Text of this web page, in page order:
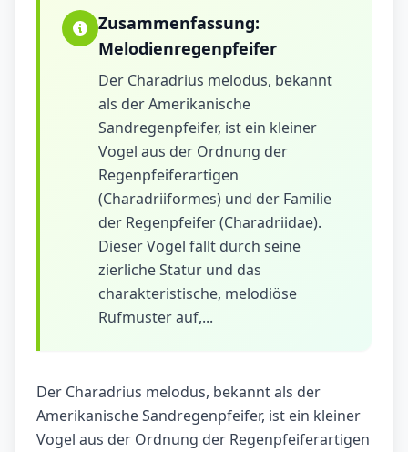
Zusammenfassung:
Melodienregenpfeifer
Der Charadrius melodus, bekannt
als der Amerikanische
Sandregenpfeifer, ist ein kleiner
Vogel aus der Ordnung der
Regenpfeiferartigen
(Charadriiformes) und der Familie
der Regenpfeifer (Charadriidae).
Dieser Vogel fällt durch seine
zierliche Statur und das
charakteristische, melodiöse
Rufmuster auf,...
Der Charadrius melodus, bekannt als der
Amerikanische Sandregenpfeifer, ist ein kleiner
Vogel aus der Ordnung der Regenpfeiferartigen